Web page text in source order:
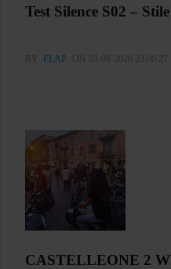
Test Silence S02 –
BY FLAP ON 03-08-2026 23:00:27
CASTELLEONE 2